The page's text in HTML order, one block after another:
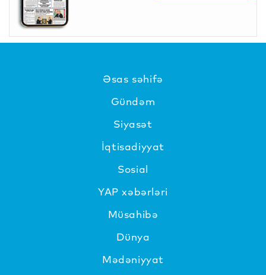
Əsas səhifə
Gündəm
Siyasət
İqtisadiyyat
Sosial
YAP xəbərləri
Müsahibə
Dünya
Mədəniyyat